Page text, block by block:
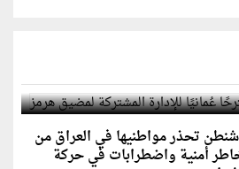
عُمانيًا للإدارة المشتركة
تحذر مواطنيها في العراق من
أمنية واضطرابات في حركة